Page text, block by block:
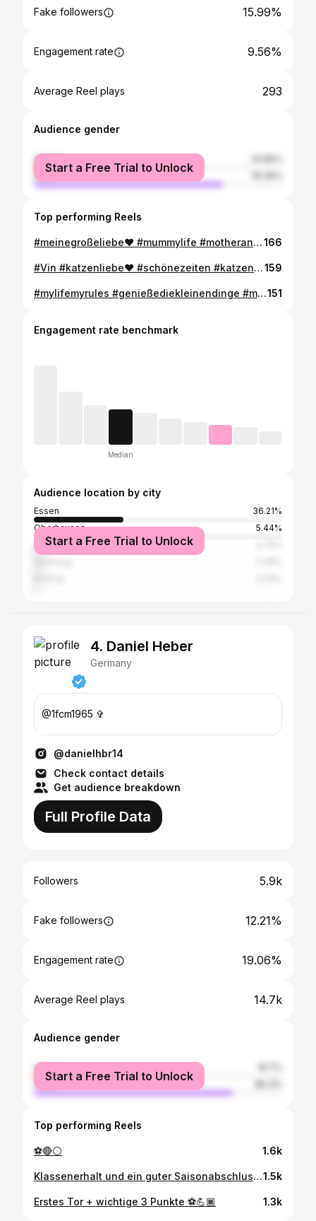
Fake followers 15.99%
Engagement rate 9.56%
Average Reel plays 293
Audience gender
female
male
Start a Free Trial to Unlock
Top performing Reels
#meinegroßeliebe❤️ #mummylife #motherandson #glücklichmitdiranmeinerseite #unsgibtesnurimdoppelpack #liebepur❤️ #zufriedenheit #alleinerziehendemama #stolzaufdich #küsschengeben Von deinen Kindern lernst du mehr, als sie von dir.🙏💫166
#Vin #katzenliebe❤️ #schönezeiten #katzenaufinstagram #weissekatze #taubekatze #liebenswert #tieresinddiebesserenmenschen #katzenfotografie #tieresindfamilie159
#mylifemyrules #genießediekleinendinge #momentevergehenerinnerungenbleiben #inkedgirl #inkedlove #inked #motivated #seiimmerduselbst❤️ #lebenundlebenlassen✌️ #backtoblonde #mommylife #lovelife151
Engagement rate benchmark
Median
Audience location by city
Essen
36.21%
Oberhausen
5.44%
Gelsenkirchen
Start a Free Trial to Unlock
4. Daniel Heber
Germany
@1fcm1965 ✞
@danielhbr14
Check contact details
Get audience breakdown
Full Profile Data
Followers 5.9k
Fake followers 12.21%
Engagement rate 19.06%
Average Reel plays 14.7k
Audience gender
female
male
Start a Free Trial to Unlock
Top performing Reels
⚽️🔴⚪️ 1.6k
Klassenerhalt und ein guter Saisonabschluss ✅🫶🏾1.5k
Erstes Tor + wichtige 3 Punkte ⚽️💪🏾 1.3k